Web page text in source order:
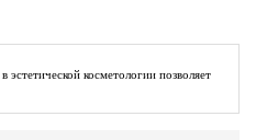
в эстетической косметологии позволяет